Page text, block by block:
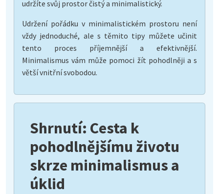
udržíte svůj prostor čistý a minimalistický.
Udržení pořádku v minimalistickém prostoru není
vždy jednoduché, ale s těmito tipy můžete učinit
tento proces příjemnější a efektivnější.
Minimalismus vám může pomoci žít pohodlněji a s
větší vnitřní svobodou.
Shrnutí: Cesta k
pohodlnějšímu životu
skrze minimalismus a
úklid